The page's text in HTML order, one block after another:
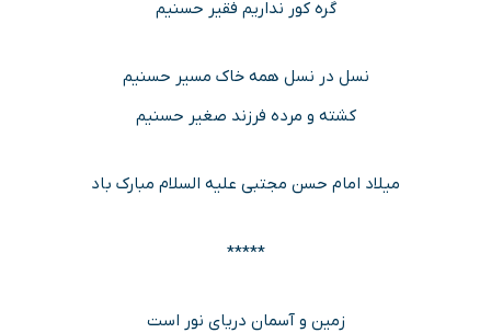
گره کور نداریم فقیر حسنیم
نسل در نسل همه خاک مسیر حسنیم
کشته و مرده فرزند صغیر حسنیم
میلاد امام حسن مجتبی علیه السلام مبارک باد
*****
زمین و آسمان دریای نور است